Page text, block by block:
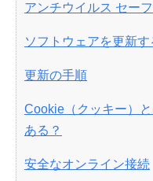
アンチウイルス セー
ソフトウェアを更新す
更新の手順
Cookie（クッキー）
ある？
安全なオンライン接続